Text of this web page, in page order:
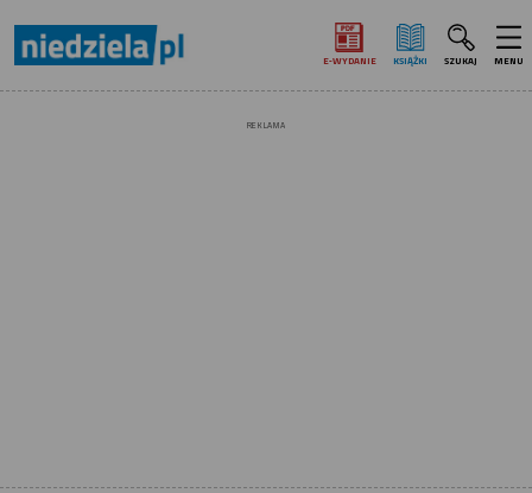
E‑WYDANIE KSIĄŻKI SZUKAJ MENU
REKLAMA